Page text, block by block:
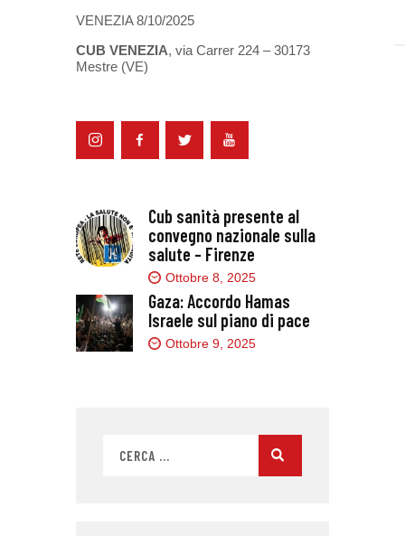
VENEZIA 8/10/2025
CUB VENEZIA, via Carrer 224 – 30173
Mestre (VE)
Cub sanità presente al
convegno nazionale sulla
salute – Firenze
Ottobre 8, 2025
Gaza: Accordo Hamas
Israele sul piano di pace
Ottobre 9, 2025